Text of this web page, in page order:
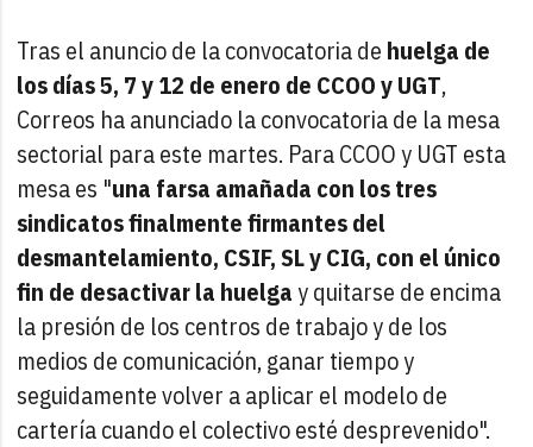
Tras el anuncio de la convocatoria de huelga de
los días 5, 7 y 12 de enero de CCOO y UGT,
Correos ha anunciado la convocatoria de la mesa
sectorial para este martes. Para CCOO y UGT esta
mesa es "una farsa amañada con los tres
sindicatos finalmente firmantes del
desmantelamiento, CSIF, SL y CIG, con el único
fin de desactivar la huelgay quitarse de encima
la presión de los centros de trabajo y de los
medios de comunicación, ganar tiempo y
seguidamente volver a aplicar el modelo de
cartería cuando el colectivo esté desprevenido".